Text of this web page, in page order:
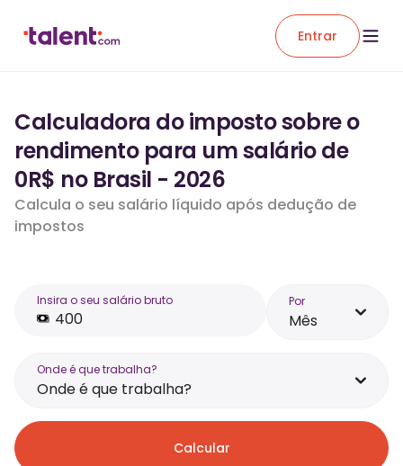
Entrar
Calculadora do imposto sobre o
rendimento para um salário de
0R$ no Brasil - 2026
Calcula o seu salário líquido após dedução de
impostos
Insira o seu salário bruto Por
Mês
Onde é que trabalha?
Onde é que trabalha?
Calcular